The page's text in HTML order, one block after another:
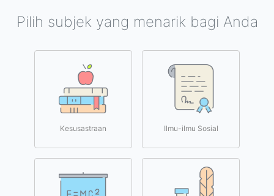
Pilih subjek yang menarik bagi Anda
Kesusastraan Ilmu-ilmu Sosial